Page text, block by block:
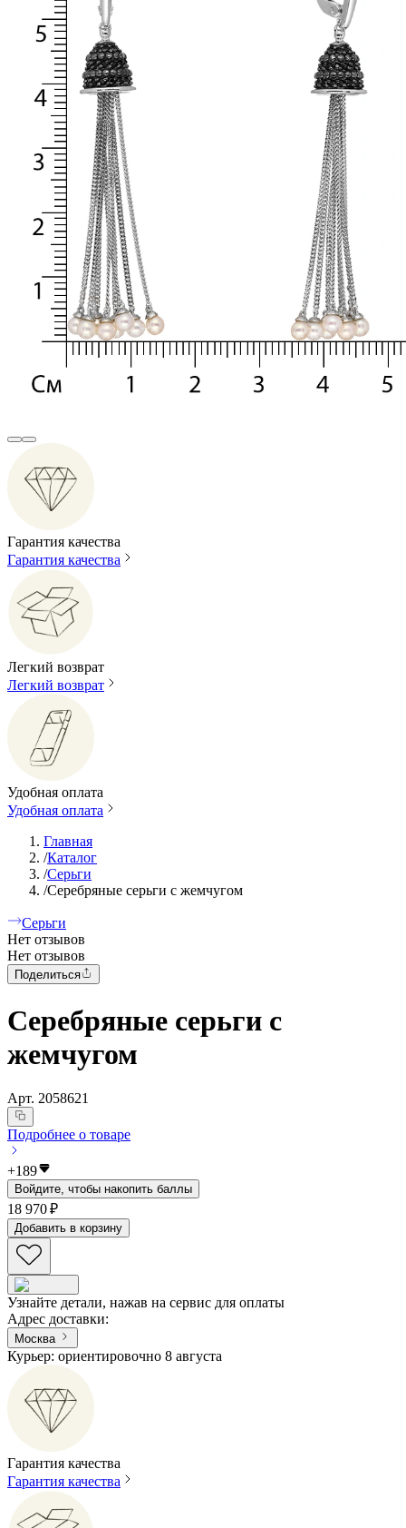
Гарантия качества
Гарантия качества
Легкий возврат
Легкий возврат
Удобная оплата
Удобная оплата
Главная
/Каталог
/Серьги
/Серебряные серьги с жемчугом
Серьги
Нет отзывов
Нет отзывов
Поделиться
Серебряные серьги с
жемчугом
Арт. 2058621
Подробнее о товаре
+189
Войдите, чтобы накопить баллы
18 970 ₽
Добавить в корзину
Узнайте детали, нажав на сервис для оплаты
Адрес доставки:
Москва
Курьер: ориентировочно 8 августа
Гарантия качества
Гарантия качества